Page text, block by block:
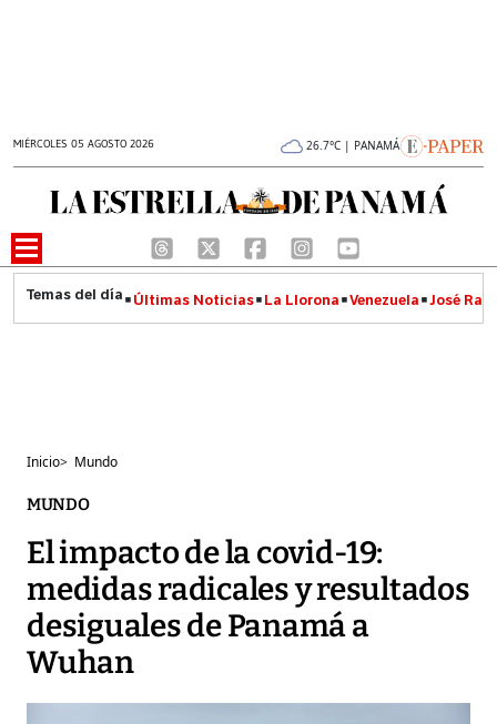
MIÉRCOLES 05 AGOSTO 2026 26.7°C | PANAMÁ
Últimas Noticias La Llorona Venezuela José
Inicio> Mundo
MUNDO
El impacto de la covid-19:
medidas radicales y resultados
desiguales de Panamá a
Wuhan